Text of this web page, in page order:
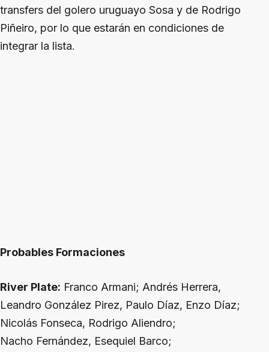
transfers del golero uruguayo Sosa y de Rodrigo
Piñeiro, por lo que estarán en condiciones de
integrar la lista.
Probables Formaciones
River Plate: Franco Armani; Andrés Herrera,
Leandro González Pirez, Paulo Díaz, Enzo Díaz;
Nicolás Fonseca, Rodrigo Aliendro;
Nacho Fernández, Esequiel Barco;